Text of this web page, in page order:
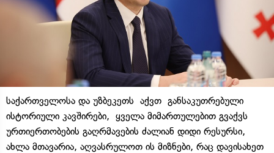
საქართველოსა და უზბეკეთს აქვთ განსაკუთრებული
ისტორიული კავშირები, ყველა მიმართულებით გვაქვს
ურთიერთობების გაღრმავების ძალიან დიდი რესურსი,
ახლა მთავარია, აღვასრულოთ ის მიზნები, რაც დავისახეთ